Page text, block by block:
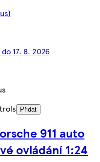
17. 8. 2026
Přidat
911 auto
ovládání 1:24